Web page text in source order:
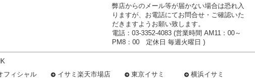
弊店からのメール等が届かない場合は恐れ入
りますが、お電話にてお問合せ・ご確認いた
だきますようお願い致します。
電話：03-3352-4083 (営業時間 AM11：00～
PM8：00 定休日 毎週火曜日 )
フィシャル
イサミ楽天市場店 東京イサミ 横浜イサミ